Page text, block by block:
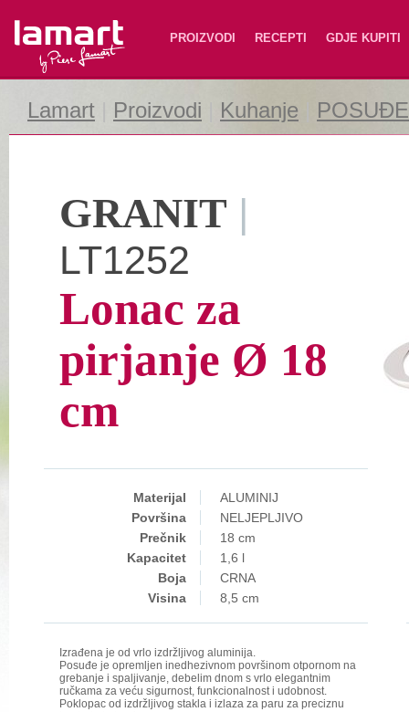
Lamart PROIZVODI RECEPTI GDJE KUPITI
Lamart Proizvodi Kuhanje
GRANIT |
LT1252
Lonac za
pirjanje Ø 18
cm
Materijal
ALUMINIJ
Površina
NELJEPLJIVO
Prečnik
18 cm
Kapacitet
1,6 l
Boja
CRNA
Visina
8,5 cm
Izrađena je od vrlo izdržljivog aluminija.
Posuđe je opremljen inedhezivnom površinom otpornom na
grebanje i spaljivanje, debelim dnom s vrlo elegantnim
ručkama za veću sigurnost, funkcionalnost i udobnost.
Poklopac od izdržljivog stakla i izlaza za paru za preciznu